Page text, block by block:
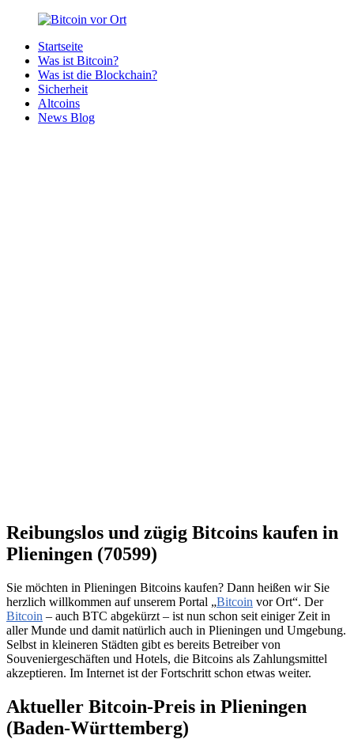
Zurück
Inhalt
Bitcoin
Bitcoins
deiner
Region
Startseite
Was ist Bitcoin?
Was ist die Blockchain?
Sicherheit
Altcoins
News Blog
Reibungslos und zügig Bitcoins kaufen in
Plieningen (70599)
Sie möchten in Plieningen Bitcoins kaufen? Dann heißen wir Sie
herzlich willkommen auf unserem Portal „Bitcoin vor Ort“. Der
Bitcoin – auch BTC abgekürzt – ist nun schon seit einiger Zeit in
aller Munde und damit natürlich auch in Plieningen und Umgebung.
Selbst in kleineren Städten gibt es bereits Betreiber von
Souveniergeschäften und Hotels, die Bitcoins als Zahlungsmittel
akzeptieren. Im Internet ist der Fortschritt schon etwas weiter.
Aktueller Bitcoin-Preis in Plieningen
(Baden-Württemberg)